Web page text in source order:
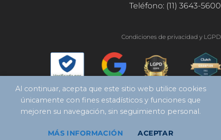
Teléfono: (11) 3643-5600
Condiciones de privacidad y LGPD
Copyright 2026 ©Controlador CLM
Al continuar, acepta que este sitio web utilice cookies
únicamente con fines estadísticos y funciones que
mejoren su navegación, sin seguimiento personal.
MÁS INFORMACIÓN ACEPTAR